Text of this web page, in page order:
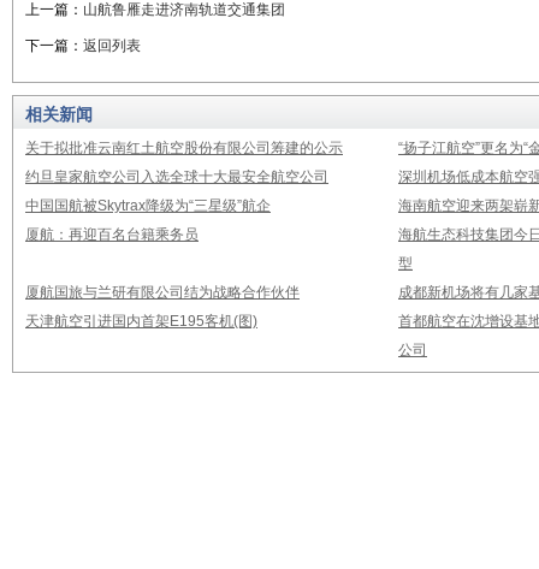
上一篇： 山航鲁雁走进济南轨道交通集团
下一篇： 返回列表
相关新闻
关于拟批准云南红土航空股份有限公司筹建的公示
“扬子江航空”更名为“
约旦皇家航空公司入选全球十大最安全航空公司
深圳机场低成本航空
中国国航被Skytrax降级为“三星级”航企
海南航空迎来两架崭
厦航：再迎百名台籍乘务员
海航生态科技集团今
型
厦航国旅与兰研有限公司结为战略合作伙伴
成都新机场将有几家
天津航空引进国内首架E195客机(图)
首都航空在沈增设基
公司